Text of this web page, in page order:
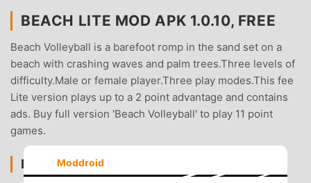
BEACH LITE MOD APK 1.0.10, FREE
Beach Volleyball is a barefoot romp in the sand set on a
beach with crashing waves and palm trees.Three levels of
difficulty.Male or female player.Three play modes.This fee
Lite version plays up to a 2 point advantage and contains
ads. Buy full version 'Beach Volleyball' to play 11 point
games.
BEACH LITE INTRODUZIONE
Moddroid